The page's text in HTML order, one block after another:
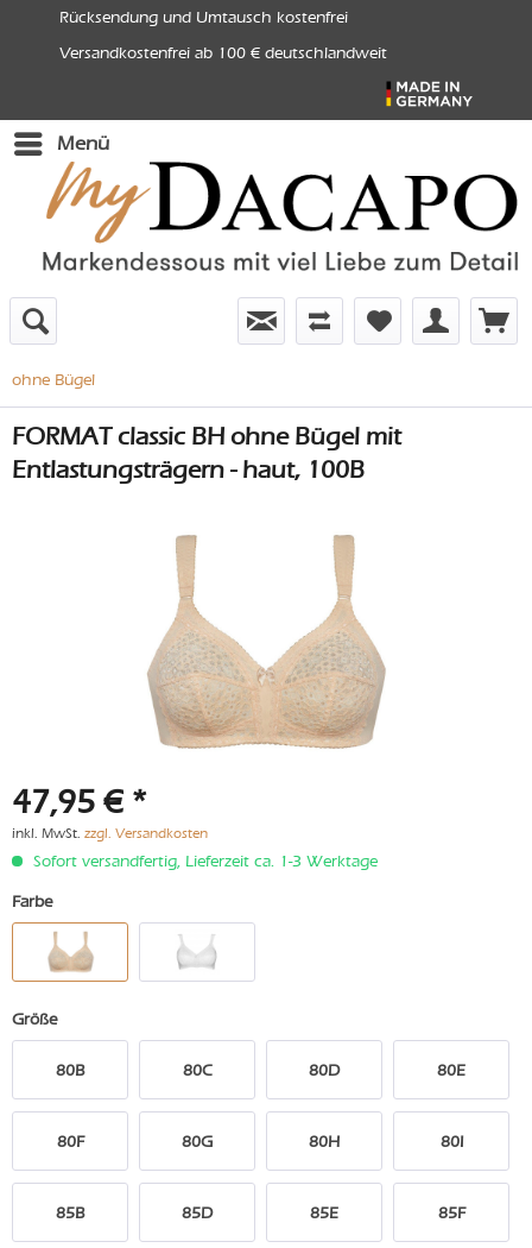
Rücksendung und Umtausch kostenfrei
Versandkostenfrei ab 100 € deutschlandweit
Menü
ohne Bügel
FORMAT classic BH ohne Bügel mit
Entlastungsträgern - haut, 100B
47,95 € *
inkl. MwSt. zzgl. Versandkosten
Sofort versandfertig, Lieferzeit ca. 1-3 Werktage
Farbe
Größe
80B 80C 80D 80E
80F 80G 80H 80I
85B 85D 85E 85F